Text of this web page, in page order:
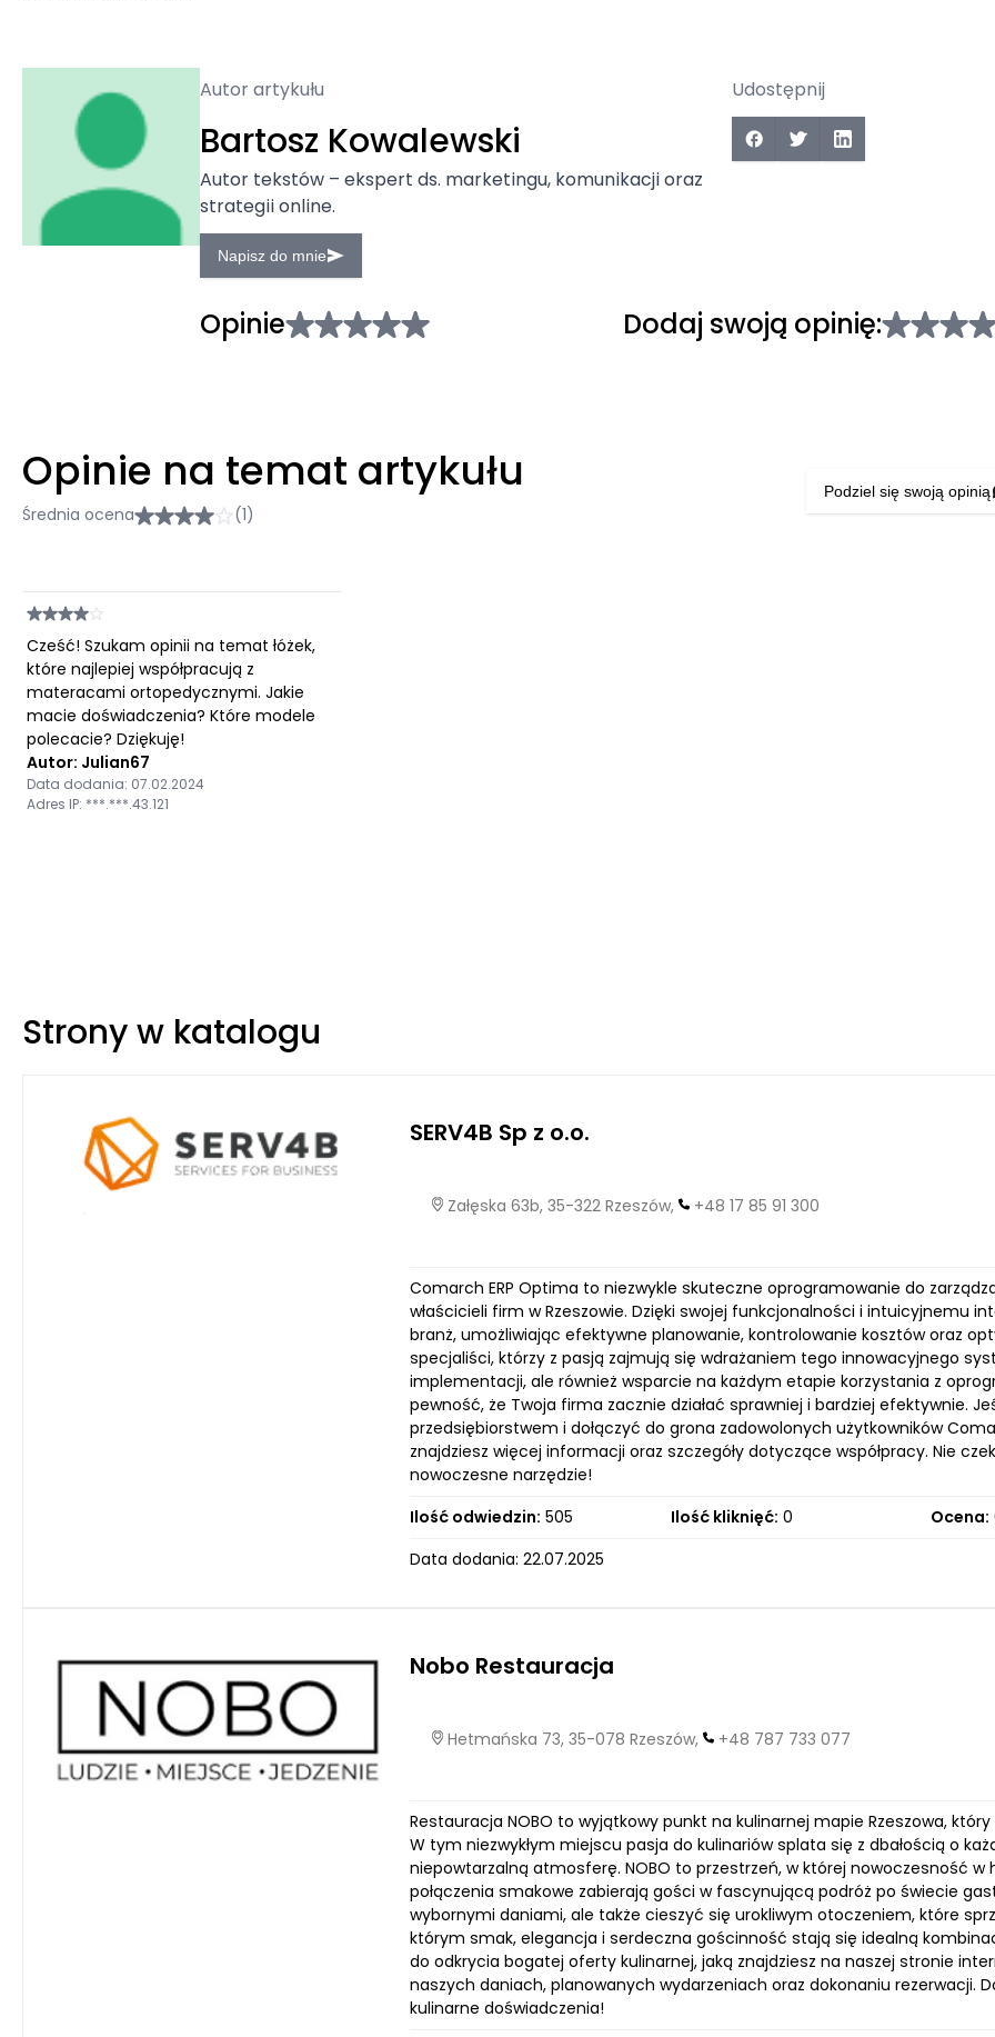
Autor artykułu
Bartosz Kowalewski
Autor tekstów – ekspert ds. marketingu, komunikacji oraz
strategii online.
Napisz do mnie
Udostępnij
Opinie Dodaj swoją opinię:
Opinie na temat artykułu
Średnia ocena (1)
Podziel się swoją opinią
Cześć! Szukam opinii na temat łóżek,
które najlepiej współpracują z
materacami ortopedycznymi. Jakie
macie doświadczenia? Które modele
polecacie? Dziękuję!
Autor: Julian67
Data dodania: 07.02.2024
Adres IP: ***.***.43.121
Strony w katalogu
SERV4B Sp z o.o.
Załęska 63b, 35-322 Rzeszów, +48 17 85 91 300
Comarch ERP Optima to niezwykle skuteczne oprogramowanie do
właścicieli firm w Rzeszowie. Dzięki swojej funkcjonalności i intuicyjnemu
branż, umożliwiając efektywne planowanie, kontrolowanie kosztów oraz
specjaliści, którzy z pasją zajmują się wdrażaniem tego innowacyjnego
implementacji, ale również wsparcie na każdym etapie korzystania z
pewność, że Twoja firma zacznie działać sprawniej i bardziej efektywnie.
przedsiębiorstwem i dołączyć do grona zadowolonych użytkowników
znajdziesz więcej informacji oraz szczegóły dotyczące współpracy. Nie
nowoczesne narzędzie!
Ilość odwiedzin: 505 Ilość kliknięć: 0 Ocena:
Data dodania: 22.07.2025
Nobo Restauracja
Hetmańska 73, 35-078 Rzeszów, +48 787 733 077
Restauracja NOBO to wyjątkowy punkt na kulinarnej mapie Rzeszowa,
W tym niezwykłym miejscu pasja do kulinariów splata się z dbałością o
niepowtarzalną atmosferę. NOBO to przestrzeń, w której nowoczesność
połączenia smakowe zabierają gości w fascynującą podróż po świecie
wybornymi daniami, ale także cieszyć się urokliwym otoczeniem, które
którym smak, elegancja i serdeczna gościnność stają się idealną
do odkrycia bogatej oferty kulinarnej, jaką znajdziesz na naszej stronie
naszych daniach, planowanych wydarzeniach oraz dokonaniu rezerwacji.
kulinarne doświadczenia!